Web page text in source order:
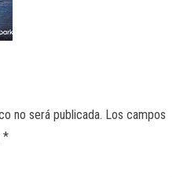
no será publicada. Los campos
*